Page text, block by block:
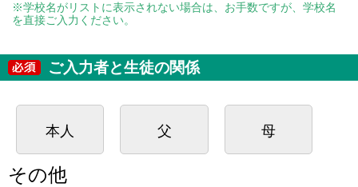
※学校名がリストに表示されない場合は、お手数ですが、学校名
を直接ご入力ください。
ご入力者と生徒の関係
本人 父 母
その他